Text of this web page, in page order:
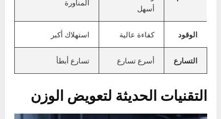
هل لاحظت أن السيارات الرياضية عادةً ما تكون
خفيفة؟ السبب:
الوزن الأقل =نسبة قوة إلى وزن أعلى
أسرع.
السيارة الثقيلة تحتاج إلى وقت وطاقة أكبر